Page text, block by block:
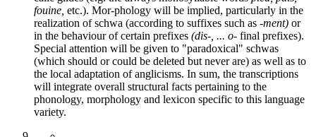
fouine, etc.). Mor-phology will be implied, particularly in the
realization of schwa (according to suffixes such as -ment) or
in the behaviour of certain prefixes (dis-, ... o- final prefixes).
Special attention will be given to "paradoxical" schwas
(which should or could be deleted but never are) as well as to
the local adaptation of anglicisms. In sum, the transcriptions
will integrate overall structural facts pertaining to the
phonology, morphology and lexicon specific to this language
variety.